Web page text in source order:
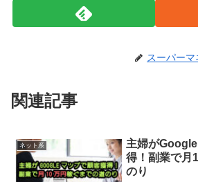
スーパー
関連記事
ネット系
主婦が
得！副業で月
のり